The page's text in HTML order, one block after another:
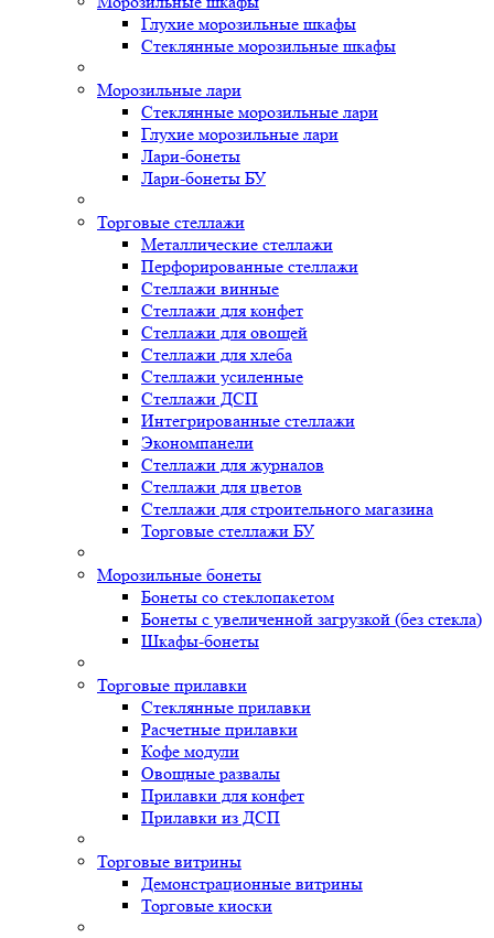
Глухие морозильные шкафы
Стеклянные морозильные шкафы
Морозильные лари
Стеклянные морозильные лари
Глухие морозильные лари
Лари-бонеты
Лари-бонеты БУ
Торговые стеллажи
Металлические стеллажи
Перфорированные стеллажи
Стеллажи винные
Стеллажи для конфет
Стеллажи для овощей
Стеллажи для хлеба
Стеллажи усиленные
Стеллажи ДСП
Интегрированные стеллажи
Экономпанели
Стеллажи для журналов
Стеллажи для цветов
Стеллажи для строительного магазина
Торговые стеллажи БУ
Морозильные бонеты
Бонеты со стеклопакетом
Бонеты с увеличенной загрузкой (без стекла)
Шкафы-бонеты
Торговые прилавки
Стеклянные прилавки
Расчетные прилавки
Кофе модули
Овощные развалы
Прилавки для конфет
Прилавки из ДСП
Торговые витрины
Демонстрационные витрины
Торговые киоски